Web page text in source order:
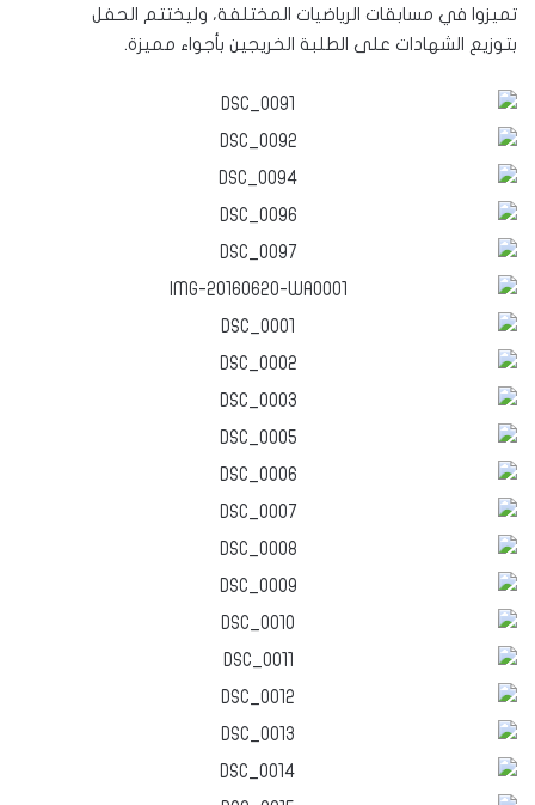
تميزوا في مسابقات الرياضيات المختلفة، وليختتم الحفل
بتوزيع الشهادات على الطلبة الخريجين بأجواء مميزة.